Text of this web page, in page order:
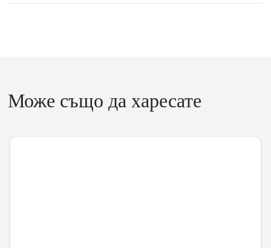
Може също да харесате